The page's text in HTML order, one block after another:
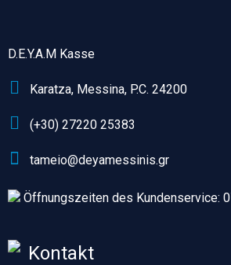
D.E.Y.A.M Kasse
Karatza, Messina, P.C. 24200
(+30) 27220 25383
tameio@deyamessinis.gr
Öffnungszeiten des Kundenservice:
Kontakt